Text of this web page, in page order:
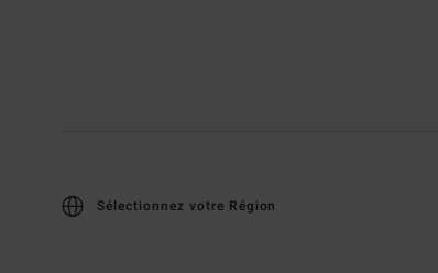
Sélectionnez votre Région